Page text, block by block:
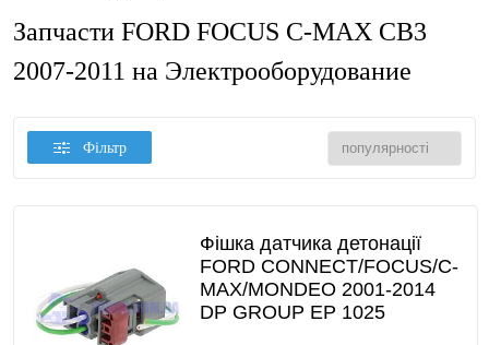
Запчасти FORD FOCUS C-MAX CB3
2007-2011 на Электрооборудование
Фільтр
Фішка датчика детонації
FORD CONNECT/FOCUS/C-
MAX/MONDEO 2001-2014
DP GROUP EP 1025